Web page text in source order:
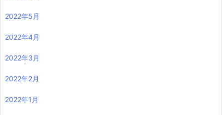
2022年5月
2022年4月
2022年3月
2022年2月
2022年1月